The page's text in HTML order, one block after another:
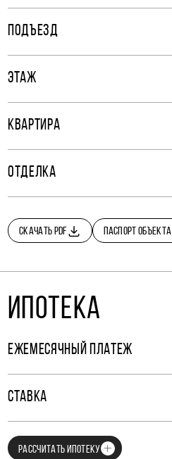
ПОДЪЕЗД
ЭТАЖ
КВАРТИРА
ОТДЕЛКА
СКАЧАТЬ PDF ПАСПОРТ ОБЪЕКТА
ИПОТЕКА
ЕЖЕМЕСЯЧНЫЙ ПЛАТЕЖ
СТАВКА
РАССЧИТАТЬ ИПОТЕКУ